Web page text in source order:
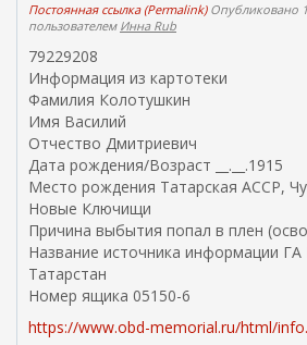
Постоянная ссылка (Permalink)Опубликовано
пользователем Инна Rub
79229208
Информация из картотеки
Фамилия Колотушкин
Имя Василий
Отчество Дмитриевич
Дата рождения/Возраст __.__.1915
Место рождения Татарская АССР,
Новые Ключищи
Причина выбытия попал в плен
Название источника информации ГА
Татарстан
Номер ящика 05150-6
https://www.obd-memorial.ru/html/